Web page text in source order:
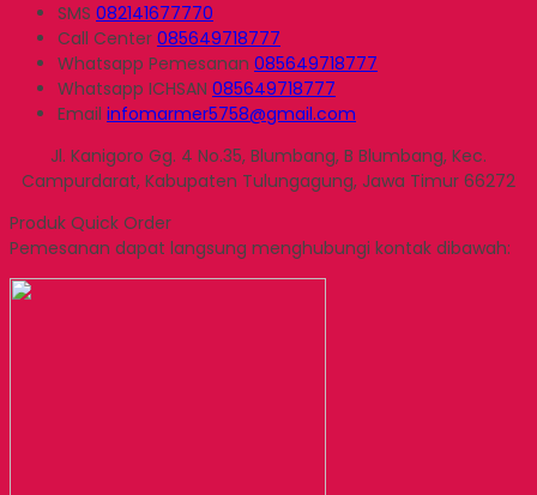
SMS 082141677770
Call Center 085649718777
Whatsapp Pemesanan 085649718777
Whatsapp ICHSAN 085649718777
Email infomarmer5758@gmail.com
Jl. Kanigoro Gg. 4 No.35, Blumbang, B Blumbang, Kec.
Campurdarat, Kabupaten Tulungagung, Jawa Timur 66272
Produk Quick Order
Pemesanan dapat langsung menghubungi kontak dibawah: